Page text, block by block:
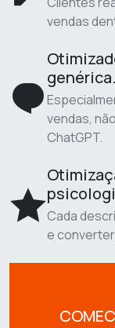
vendas
genérica.
vendas,
ChatGPT.
Cada
e